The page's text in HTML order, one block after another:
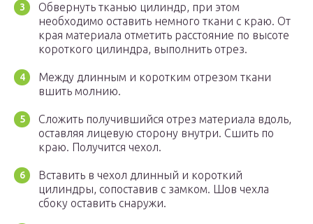
Обвернуть тканью цилиндр, при этом
необходимо оставить немного ткани с краю. От
края материала отметить расстояние по высоте
короткого цилиндра, выполнить отрез.
Между длинным и коротким отрезом ткани
вшить молнию.
Сложить получившийся отрез материала вдоль,
оставляя лицевую сторону внутри. Сшить по
краю. Получится чехол.
Вставить в чехол длинный и короткий
цилиндры, сопоставив с замком. Шов чехла
сбоку оставить снаружи.